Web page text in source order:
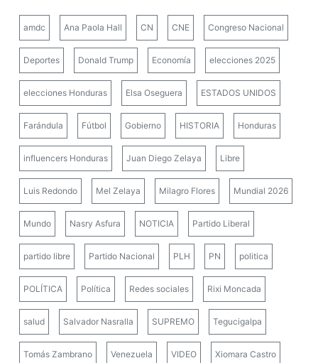
amdc Ana Paola Hall CN CNE Congreso Nacional
Deportes Donald Trump Economía elecciones 2025
elecciones Honduras Elsa Oseguera ESTADOS UNIDOS
Farándula Fútbol Gobierno HISTORIA Honduras
influencers Honduras Juan Diego Zelaya Libre
Luis Redondo Mel Zelaya Milagro Flores Mundial 2026
Mundo Nasry Asfura NOTICIA Partido Liberal
partido libre Partido Nacional PLH PN politica
POLÍTICA Política Redes sociales Rixi Moncada
salud Salvador Nasralla SUPREMO Tegucigalpa
Tomás Zambrano Venezuela VIDEO Xiomara Castro